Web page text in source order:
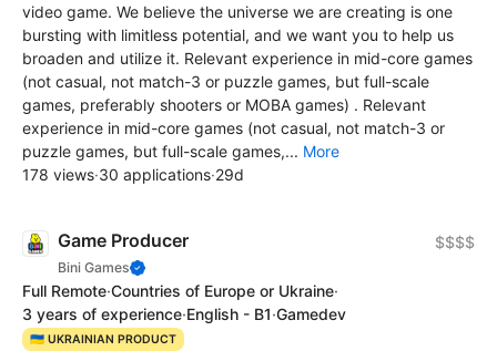
video game. We believe the universe we are creating is one
bursting with limitless potential, and we want you to help us
broaden and utilize it. Relevant experience in mid-core games
(not casual, not match-3 or puzzle games, but full-scale
games, preferably shooters or MOBA games) . Relevant
experience in mid-core games (not casual, not match-3 or
puzzle games, but full-scale games,... More
178 views·30 applications·29d
Game Producer
Bini Games
$$$$
Full Remote·Countries of Europe or Ukraine·
3 years of experience·English - B1·Gamedev
🇺🇦 UKRAINIAN PRODUCT